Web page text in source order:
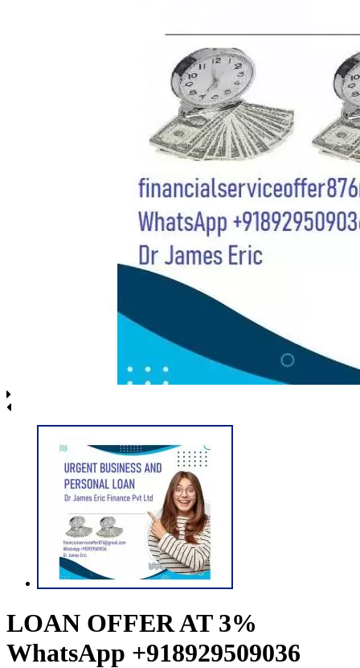
LOAN OFFER AT 3%
WhatsApp +918929509036